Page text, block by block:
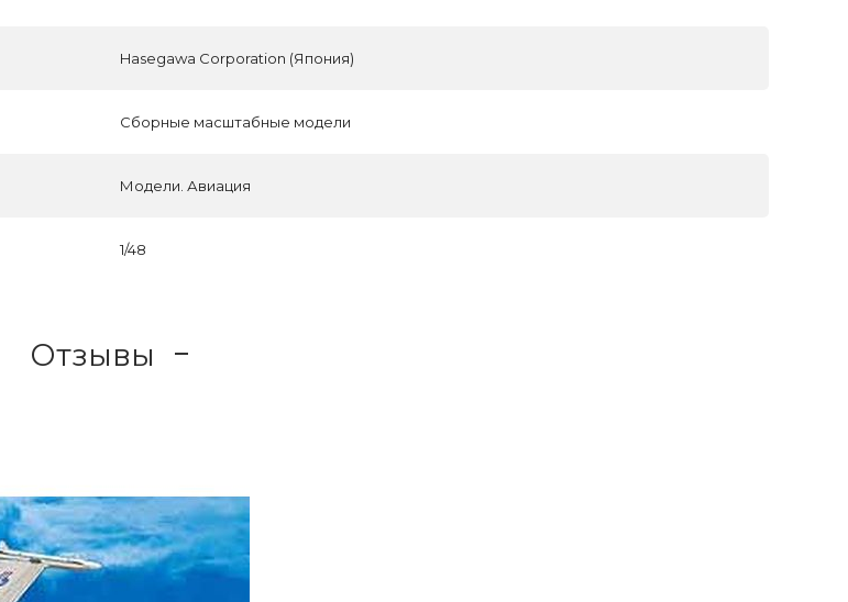
Hasegawa Corporation (Япония)
Сборные масштабные модели
Модели. Авиация
1/48
Отзывы